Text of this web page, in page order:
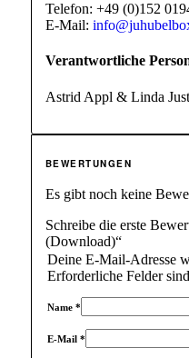
Telefon: +49 (0)152
E-Mail:
Verantwortliche
Astrid Appl & Linda Just
BEWERTUNGEN
Es gibt noch keine
Schreibe die erste
(Download)“
Deine E-Mail-Adresse
Erforderliche Felder
Name *
E-Mail *